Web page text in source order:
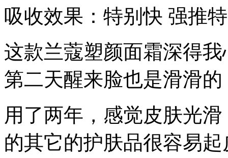
吸收效果：特别快 强推
这款兰蔻塑颜面霜深得
第二天醒来脸也是滑滑
用了两年，感觉皮肤光
的其它的护肤品很容易